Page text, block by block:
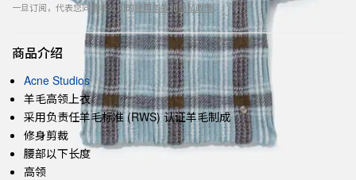
一旦订阅，代表您同意本公司的使用条款和隐私政策。
商品介绍
Acne Studios
羊毛高领上衣
采用负责任羊毛标准 (RWS) 认证羊毛制成
修身剪裁
腰部以下长度
高领